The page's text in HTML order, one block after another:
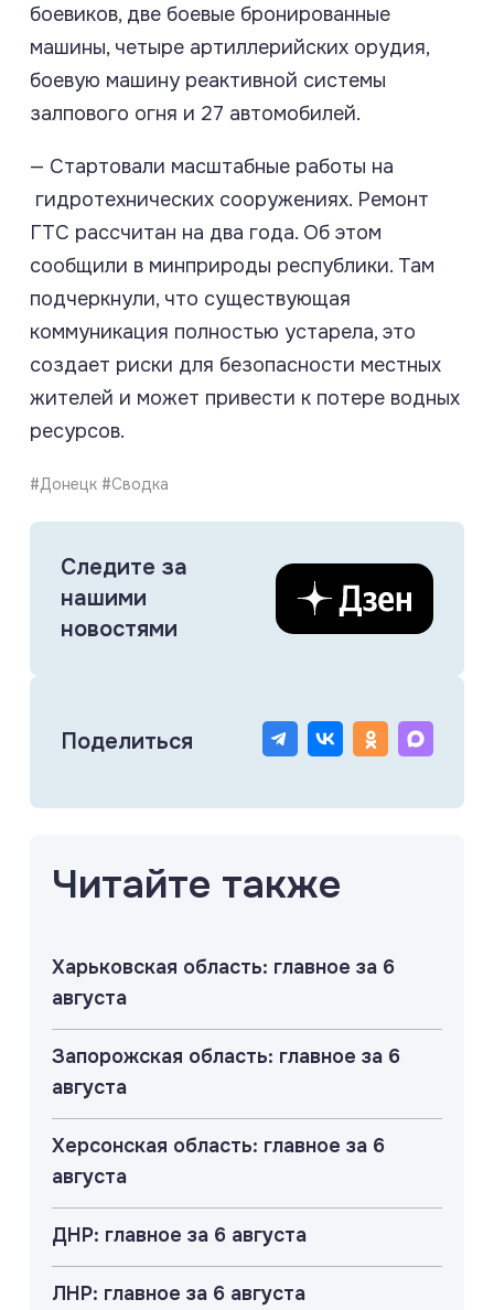
боевиков, две боевые бронированные
машины, четыре артиллерийских орудия,
боевую машину реактивной системы
залпового огня и 27 автомобилей.
— Стартовали масштабные работы на
гидротехнических сооружениях. Ремонт
ГТС рассчитан на два года. Об этом
сообщили в минприроды республики. Там
подчеркнули, что существующая
коммуникация полностью устарела, это
создает риски для безопасности местных
жителей и может привести к потере водных
ресурсов.
#Донецк #Сводка
Следите за
нашими
новостями
Поделиться
Читайте также
Харьковская область: главное за 6
августа
Запорожская область: главное за 6
августа
Херсонская область: главное за 6
августа
ДНР: главное за 6 августа
ЛНР: главное за 6 августа